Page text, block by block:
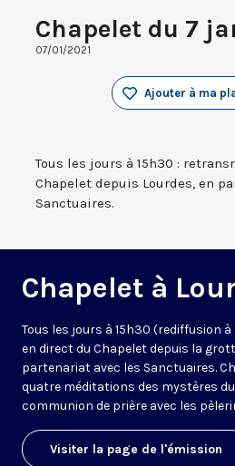
Chapelet du 7
07/01/2021
Ajouter à ma
Tous les jours à 15h30 :
Chapelet depuis Lourdes, en
Sanctuaires.
Chapelet à
Tous les jours à 15h30 (rediffusion
en direct du Chapelet depuis la
partenariat avec les Sanctuaires.
quatre méditations des mystères
communion de prière avec les
Visiter la page de l'émission